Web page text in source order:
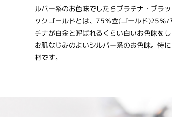
ルバー系のお色味でしたらプラチナ・ブラ
ックゴールドとは、75％金(ゴールド)25％
チナが白金と呼ばれるくらい白いお色味を
お肌なじみのよいシルバー系のお色味。特
材です。